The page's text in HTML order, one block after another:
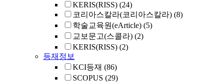
KERIS(RISS) (24)
코리아스칼라(코리아스칼라) (8)
학술교육원(eArticle) (5)
교보문고(스콜라) (2)
KERIS(RISS) (2)
등재정보
KCI등재 (86)
SCOPUS (29)